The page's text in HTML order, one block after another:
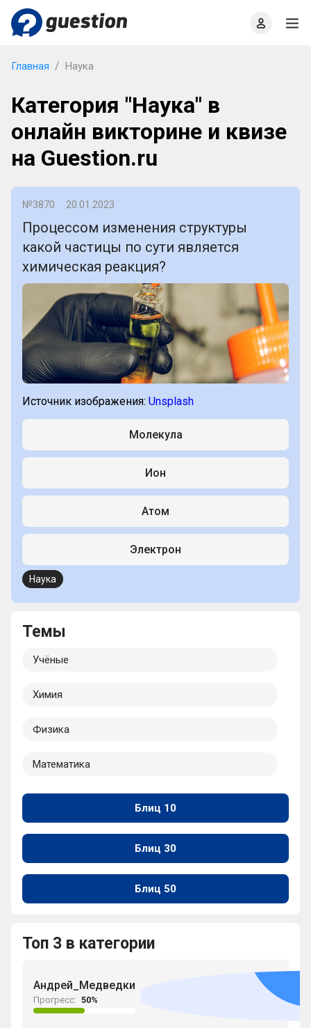
Главная Наука
Категория "Наука" в
онлайн викторине и квизе
на Guestion.ru
Темы
Учёные
Химия
Физика
Математика
Нобелевская премия
Философия
Блиц 10
Блиц 30
Блиц 50
№3870 20.01.2023
Процессом изменения структуры
какой частицы по сути является
химическая реакция?
Источник изображения: Unsplash
Молекула
Ион
Атом
Электрон
Наука
Топ 3 в категории
Андрей_Медведки
Прогресс: 50%